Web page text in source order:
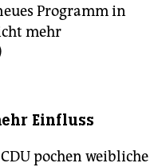
Programm in
mehr
Einfluss
pochen weibliche